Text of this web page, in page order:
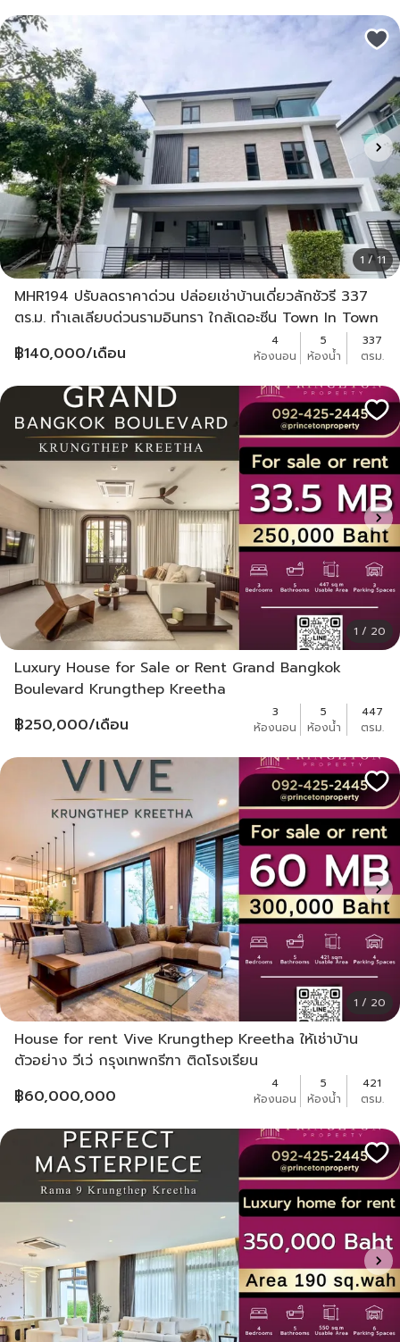
1 / 11
MHR194 ปรับลดราคาด่วน ปล่อยเช่าบ้านเดี่ยวลักชัวรี 337
ตร.ม. ทำเลเลียบด่วนรามอินทรา ใกล้เดอะซีน Town In Town
฿140,000/เดือน
4
ห้องนอน
5
ห้องน้ำ
337
ตรม.
1 / 20
Luxury House for Sale or Rent Grand Bangkok
Boulevard Krungthep Kreetha
฿250,000/เดือน
3
ห้องนอน
5
ห้องน้ำ
447
ตรม.
1 / 20
House for rent Vive Krungthep Kreetha ให้เช่าบ้าน
ตัวอย่าง วีเว่ กรุงเทพกรีฑา ติดโรงเรียน
฿60,000,000
4
ห้องนอน
5
ห้องน้ำ
421
ตรม.